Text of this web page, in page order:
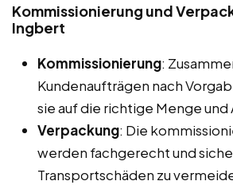
Kommissionierung und
Ingbert
Kommissionierung:
Kundenaufträgen nach
sie auf die richtige Menge und
Verpackung: Die
werden fachgerecht und
Transportschäden zu